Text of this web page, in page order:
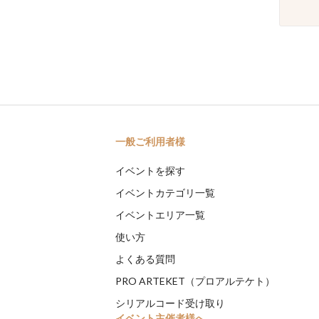
一般ご利用者様
イベントを探す
イベントカテゴリ一覧
イベントエリア一覧
使い方
よくある質問
PRO ARTEKET（プロアルテケト）
シリアルコード受け取り